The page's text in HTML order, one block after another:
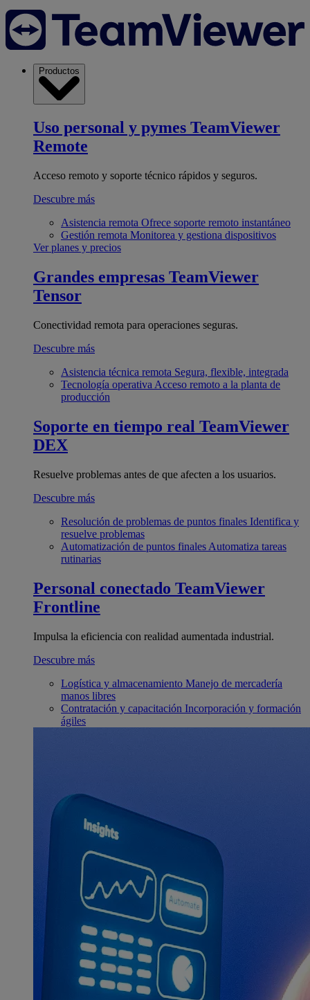
Productos
Uso personal y pymes TeamViewer
Remote
Acceso remoto y soporte técnico rápidos y seguros.
Descubre más
Asistencia remota Ofrece soporte remoto instantáneo
Gestión remota Monitorea y gestiona dispositivos
Ver planes y precios
Grandes empresas TeamViewer
Tensor
Conectividad remota para operaciones seguras.
Descubre más
Asistencia técnica remota Segura, flexible, integrada
Tecnología operativa Acceso remoto a la planta de
producción
Soporte en tiempo real TeamViewer
DEX
Resuelve problemas antes de que afecten a los usuarios.
Descubre más
Resolución de problemas de puntos finales Identifica y
resuelve problemas
Automatización de puntos finales Automatiza tareas
rutinarias
Personal conectado TeamViewer
Frontline
Impulsa la eficiencia con realidad aumentada industrial.
Descubre más
Logística y almacenamiento Manejo de mercadería
manos libres
Contratación y capacitación Incorporación y formación
ágiles